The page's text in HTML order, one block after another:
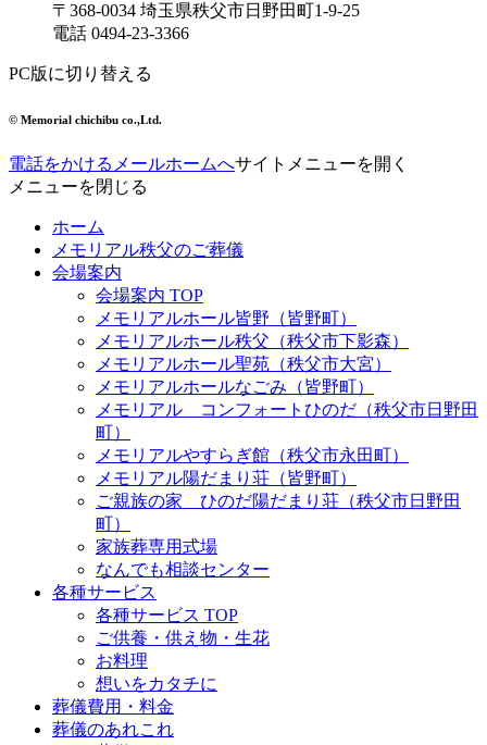
〒368-0034 埼玉県秩父市日野田町1-9-25
電話 0494-23-3366
PC版に切り替える
© Memorial chichibu co.,Ltd.
電話をかける メールホームへサイトメニューを開く
メニューを閉じる
ホーム
メモリアル秩父のご葬儀
会場案内
会場案内 TOP
メモリアルホール皆野（皆野町）
メモリアルホール秩父（秩父市下影森）
メモリアルホール聖苑（秩父市大宮）
メモリアルホールなごみ（皆野町）
メモリアル コンフォートひのだ（秩父市日野田
町）
メモリアルやすらぎ館（秩父市永田町）
メモリアル陽だまり荘（皆野町）
ご親族の家 ひのだ陽だまり荘（秩父市日野田
町）
家族葬専用式場
なんでも相談センター
各種サービス
各種サービス TOP
ご供養・供え物・生花
お料理
想いをカタチに
葬儀費用・料金
葬儀のあれこれ